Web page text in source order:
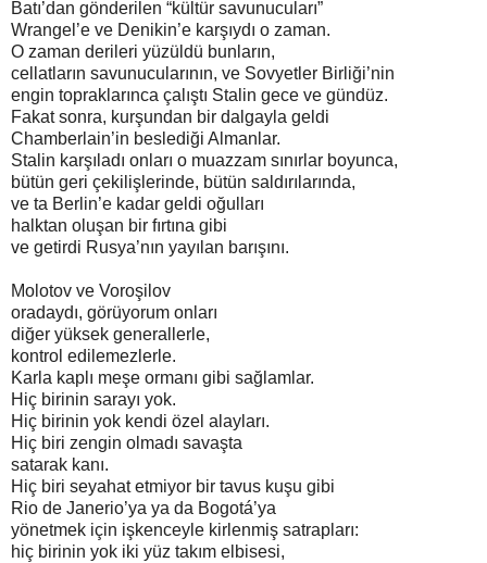
Batı’dan gönderilen “kültür savunucuları”
Wrangel’e ve Denikin’e karşıydı o zaman.
O zaman derileri yüzüldü bunların,
cellatların savunucularının, ve Sovyetler Birliği’nin
engin topraklarınca çalıştı Stalin gece ve gündüz.
Fakat sonra, kurşundan bir dalgayla geldi
Chamberlain’in beslediği Almanlar.
Stalin karşıladı onları o muazzam sınırlar boyunca,
bütün geri çekilişlerinde, bütün saldırılarında,
ve ta Berlin’e kadar geldi oğulları
halktan oluşan bir fırtına gibi
ve getirdi Rusya’nın yayılan barışını.
Molotov ve Voroşilov
oradaydı, görüyorum onları
diğer yüksek generallerle,
kontrol edilemezlerle.
Karla kaplı meşe ormanı gibi sağlamlar.
Hiç birinin sarayı yok.
Hiç birinin yok kendi özel alayları.
Hiç biri zengin olmadı savaşta
satarak kanı.
Hiç biri seyahat etmiyor bir tavus kuşu gibi
Rio de Janerio’ya ya da Bogotá’ya
yönetmek için işkenceyle kirlenmiş satrapları:
hiç birinin yok iki yüz takım elbisesi,